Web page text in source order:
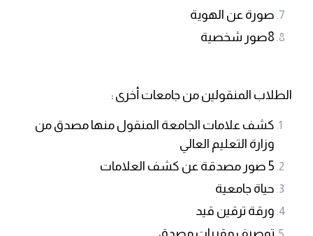
صورة عن الهوية
8صور شخصية
الطلاب المنقولين من جامعات أخرى :
كشف علامات الجامعة المنقول منها مصدق من
وزارة التعليم العالي
5 صور مصدقة عن كشف العلامات
حياة جامعية
ورقة ترقين قيد
توصيف مقررات مصدق